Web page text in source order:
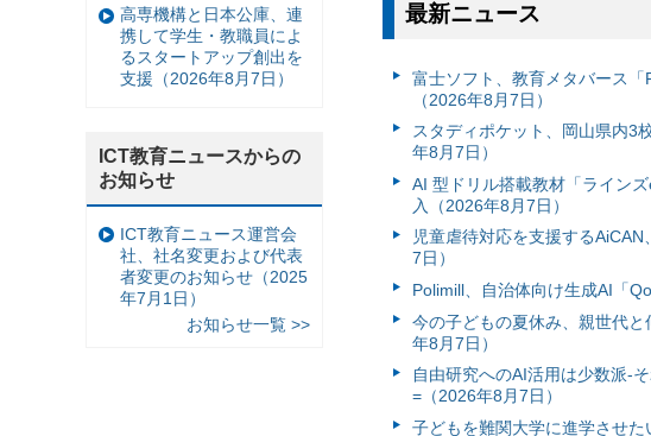
最新ニュース
富⼠ソフト、教育メタバース
（2026年8月7日）
スタディポケット、岡山県内3
年8月7日）
AI 型ドリル搭載教材「ライン
入（2026年8月7日）
児童虐待対応を支援する
7日）
Polimill、自治体向け生成AI「
今の子どもの夏休み、親世代
年8月7日）
自由研究へのAI活用は少数派-
=（2026年8月7日）
子どもを難関大学に進学させ
高専機構と日本公庫、連
携して学生・教職員によ
るスタートアップ創出を
支援（2026年8月7日）
ICT教育ニュースからの
お知らせ
ICT教育ニュース運営会
社、社名変更および代表
者変更のお知らせ（2025
年7月1日）
お知らせ一覧 >>